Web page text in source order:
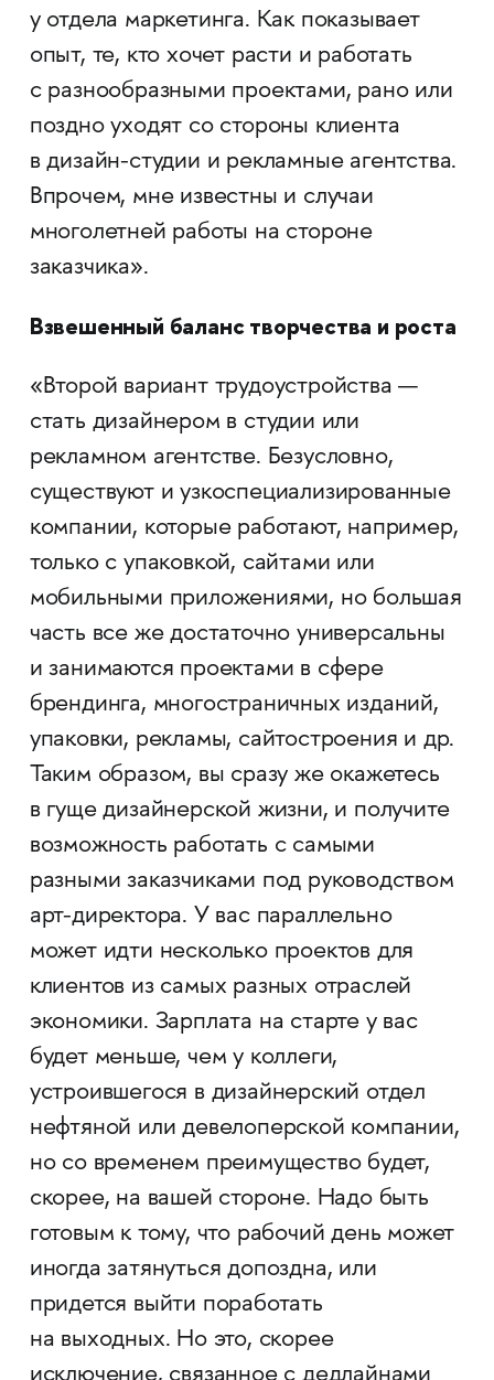
у отдела маркетинга. Как показывает
опыт, те, кто хочет расти и работать
с разнообразными проектами, рано или
поздно уходят со стороны клиента
в дизайн-студии и рекламные агентства.
Впрочем, мне известны и случаи
многолетней работы на стороне
заказчика».
Взвешенный баланс творчества и роста
«Второй вариант трудоустройства —
стать дизайнером в студии или
рекламном агентстве. Безусловно,
существуют и узкоспециализированные
компании, которые работают, например,
только с упаковкой, сайтами или
мобильными приложениями, но большая
часть все же достаточно универсальны
и занимаются проектами в сфере
брендинга, многостраничных изданий,
упаковки, рекламы, сайтостроения и др.
Таким образом, вы сразу же окажетесь
в гуще дизайнерской жизни, и получите
возможность работать с самыми
разными заказчиками под руководством
арт-директора. У вас параллельно
может идти несколько проектов для
клиентов из самых разных отраслей
экономики. Зарплата на старте у вас
будет меньше, чем у коллеги,
устроившегося в дизайнерский отдел
нефтяной или девелоперской компании,
но со временем преимущество будет,
скорее, на вашей стороне. Надо быть
готовым к тому, что рабочий день может
иногда затянуться допоздна, или
придется выйти поработать
на выходных. Но это, скорее